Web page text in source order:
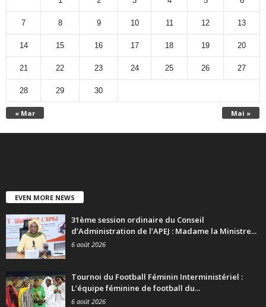
« Mar Mai »
7 8 9 10 11 12 13
14 15 16 17 18 19 20
21 22 23 24 25 26 27
28 29 30
EVEN MORE NEWS
31ème session ordinaire du Conseil
d’Administration de l’APEJ : Madame la Ministre...
6 août 2026
Tournoi du Football Féminin Interministériel :
L’équipe féminine de football du...
6 août 2026